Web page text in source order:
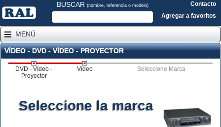
BUSCAR (nombre, referencia o modelo)
Contacto
Agregar a favoritos
MENÚ
VÍDEO - DVD - VÍDEO - PROYECTOR
DVD - Vídeo -
Proyector
Vídeo Seleccione Marca
Seleccione la marca